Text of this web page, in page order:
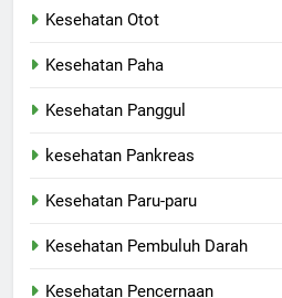
Kesehatan Otot
Kesehatan Paha
Kesehatan Panggul
kesehatan Pankreas
Kesehatan Paru-paru
Kesehatan Pembuluh Darah
Kesehatan Pencernaan